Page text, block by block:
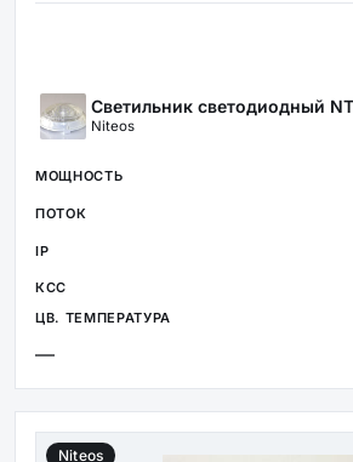
Светильник светодиодный
Niteos
—
Niteos